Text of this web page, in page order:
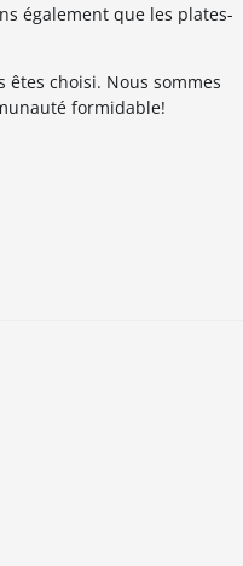
également que les plates-
choisi. Nous sommes
formidable!